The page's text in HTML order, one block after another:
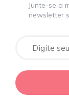
Junte-se a
newsletter